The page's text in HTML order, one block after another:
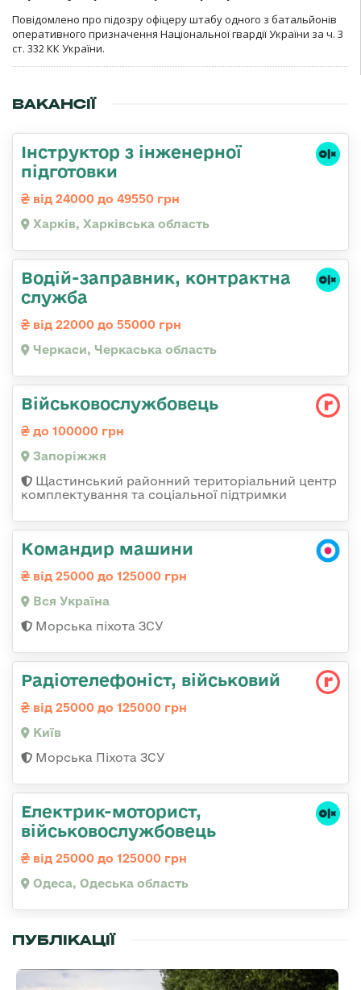
Повідомлено про підозру офіцеру штабу одного з батальйонів
оперативного призначення Національної гвардії України за ч. 3
ст. 332 КК України.
ВАКАНСІЇ
Інструктор з інженерної
підготовки
від 24000 до 49550 грн
Харків, Харківська область
Водій-заправник, контрактна
служба
від 22000 до 55000 грн
Черкаси, Черкаська область
Військовослужбовець
до 100000 грн
Запоріжжя
Щастинський районний територіальний центр
комплектування та соціальної підтримки
Командир машини
від 25000 до 125000 грн
Вся Україна
Морська піхота ЗСУ
Радіотелефоніст, військовий
від 25000 до 125000 грн
Київ
Морська Піхота ЗСУ
Електрик-моторист,
військовослужбовець
від 25000 до 125000 грн
Одеса, Одеська область
ПУБЛІКАЦІЇ